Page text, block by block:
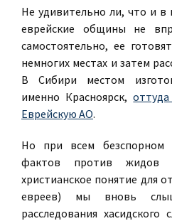
Не удивительно ли, что и
еврейские общины не
самостоятельно, ее
немногих местах и затем
В Сибири местом
именно Красноярск,
Еврейскую АО.
Но при всем безспорном
фактов против жидов
христианское понятие для
евреев) мы вновь
расследования